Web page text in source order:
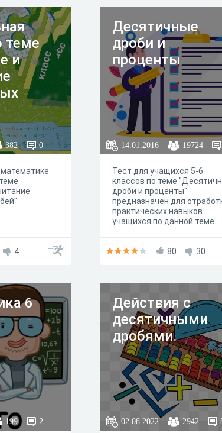
до 90%, "5"
решения задач где
рода. Желаем удачи!
теме
и
382 0
4
Десятичные
дроби и
проценты
14.01.2016 19724
Тест для учащихся 5-6
классов по теме
дроби и проценты"
предназначен для
практических навыков
учащихся по данной теме
80 30
6
199 2
Действия с
десятичными
дробями.
02.08.2022 2942